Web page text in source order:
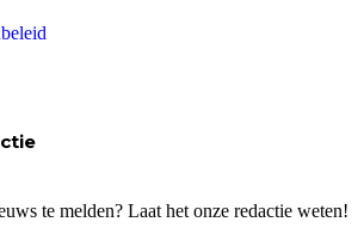
te melden? Laat het onze redactie weten!